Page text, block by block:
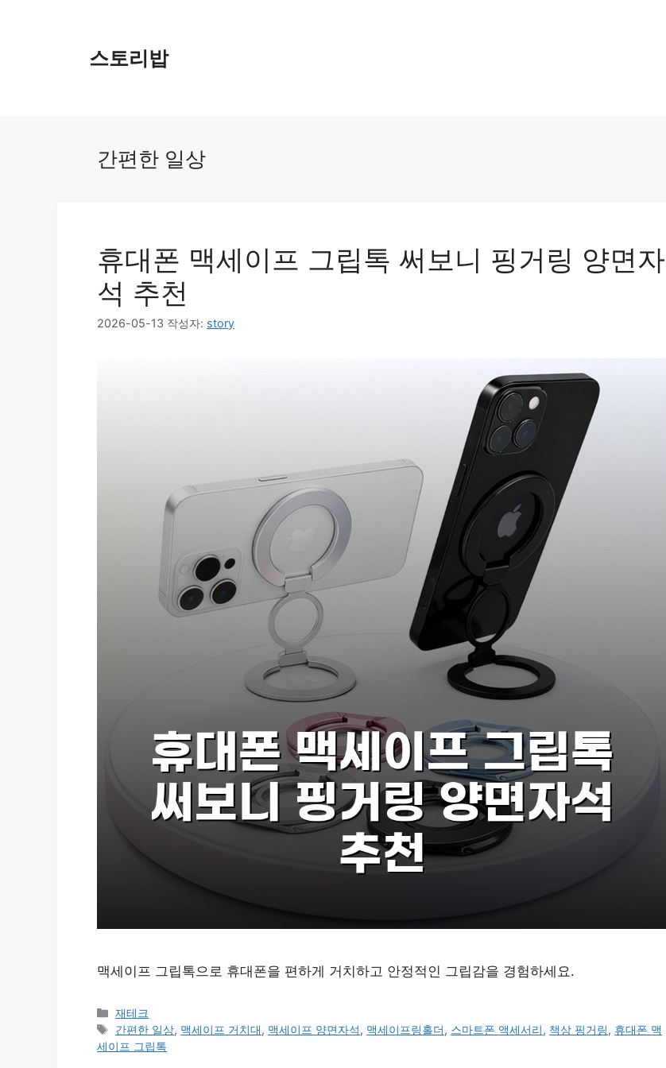
스토리밥
간편한 일상
휴대폰 맥세이프 그립톡 써보니 핑거링 양면자
석 추천
2026-05-13 작성자: story
맥세이프 그립톡으로 휴대폰을 편하게 거치하고 안정적인 그립감을 경험하세요.
카
테
고
재테크
태
그
간편한 일상, 맥세이프 거치대, 맥세이프 양면자석, 맥세이프링홀더, 스마트폰 액세서리, 책상 핑거링, 휴대폰 맥
세이프 그립톡